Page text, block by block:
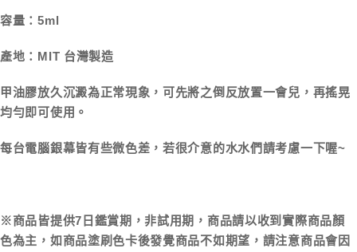
容量：5ml
產地：MIT 台灣製造
甲油膠放久沉澱為正常現象，可先將之倒反放置一會兒，再搖晃
均勻即可使用。
每台電腦銀幕皆有些微色差，若很介意的水水們請考慮一下喔~
※商品皆提供7日鑑賞期，非試用期，商品請以收到實際商品顏
色為主，如商品塗刷色卡後發覺商品不如期望，請注意商品會因